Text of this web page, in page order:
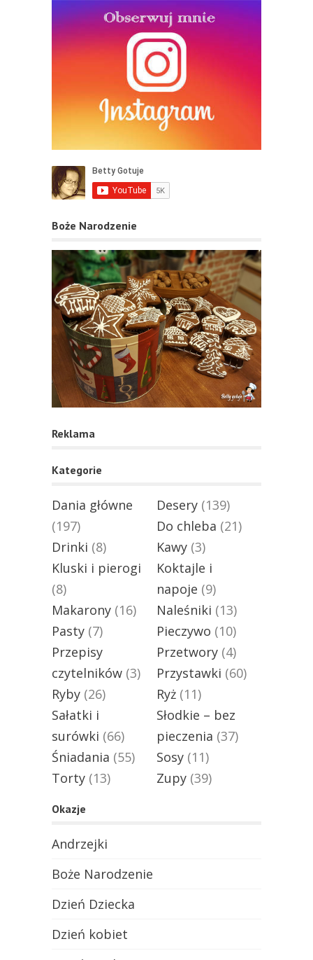
Boże Narodzenie
Reklama
Kategorie
Dania główne
(197)
Desery (139)
Do chleba (21)
Drinki (8) Kawy (3)
Kluski i pierogi
(8)
Koktajle i
napoje (9)
Makarony (16) Naleśniki (13)
Pasty (7) Pieczywo (10)
Przepisy
czytelników (3)
Przetwory (4)
Przystawki (60)
Ryby (26) Ryż (11)
Sałatki i
surówki (66)
Słodkie – bez
pieczenia (37)
Śniadania (55) Sosy (11)
Torty (13) Zupy (39)
Okazje
Andrzejki
Boże Narodzenie
Dzień Dziecka
Dzień kobiet